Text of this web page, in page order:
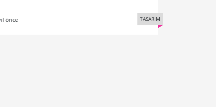
önce TASARIM